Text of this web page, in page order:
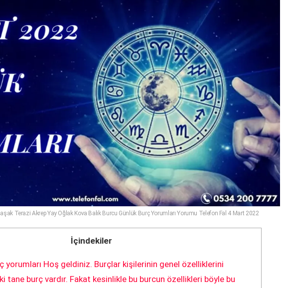
Terazi Akrep Yay Oğlak Kova Balık Burcu Günlük Burç Yorumları Yorumu Telefon Fal 4 Mart 2022
İçindekiler
yorumları Hoş geldiniz. Burçlar kişilerinin genel özelliklerini
tane burç vardır. Fakat kesinlikle bu burcun özellikleri böyle bu